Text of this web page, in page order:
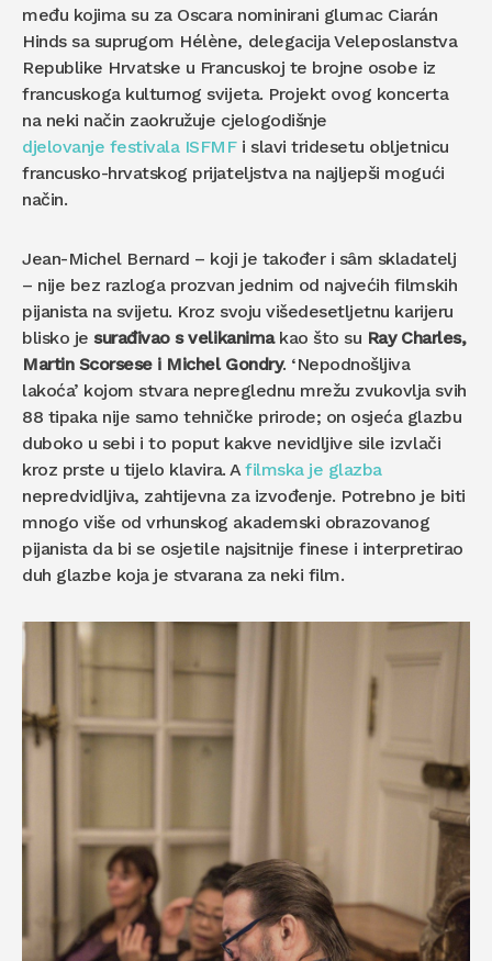
među kojima su za Oscara nominirani glumac Ciarán
Hinds sa suprugom Hélène, delegacija Veleposlanstva
Republike Hrvatske u Francuskoj te brojne osobe iz
francuskoga kulturnog svijeta. Projekt ovog koncerta
na neki način zaokružuje cjelogodišnje
djelovanje festivala ISFMFi slavi tridesetu obljetnicu
francusko-hrvatskog prijateljstva na najljepši mogući
način.
Jean-Michel Bernard – koji je također i sâm skladatelj
– nije bez razloga prozvan jednim od najvećih filmskih
pijanista na svijetu. Kroz svoju višedesetljetnu karijeru
blisko jesurađivao s velikanimakao što su Ray Charles,
Martin Scorsese i Michel Gondry. ‘Nepodnošljiva
lakoća’ kojom stvara nepreglednu mrežu zvukovlja svih
88 tipaka nije samo tehničke prirode; on osjeća glazbu
duboko u sebi i to poput kakve nevidljive sile izvlači
kroz prste u tijelo klavira. Afilmska je glazba
nepredvidljiva, zahtijevna za izvođenje. Potrebno je biti
mnogo više od vrhunskog akademski obrazovanog
pijanista da bi se osjetile najsitnije finese i interpretirao
duh glazbe koja je stvarana za neki film.